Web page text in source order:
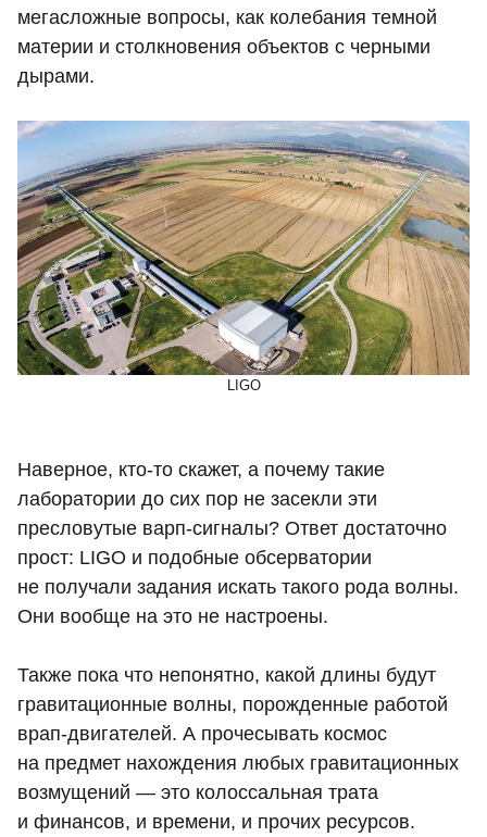
мегасложные вопросы, как колебания темной
материи и столкновения объектов с черными
дырами.
LIGO
Наверное, кто-то скажет, а почему такие
лаборатории до сих пор не засекли эти
пресловутые варп-сигналы? Ответ достаточно
прост: LIGO и подобные обсерватории
не получали задания искать такого рода волны.
Они вообще на это не настроены.
Также пока что непонятно, какой длины будут
гравитационные волны, порожденные работой
врап-двигателей. А прочесывать космос
на предмет нахождения любых гравитационных
возмущений — это колоссальная трата
и финансов, и времени, и прочих ресурсов.